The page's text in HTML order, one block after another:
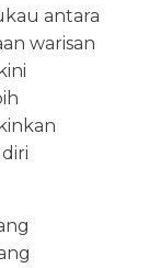
antara
warisan